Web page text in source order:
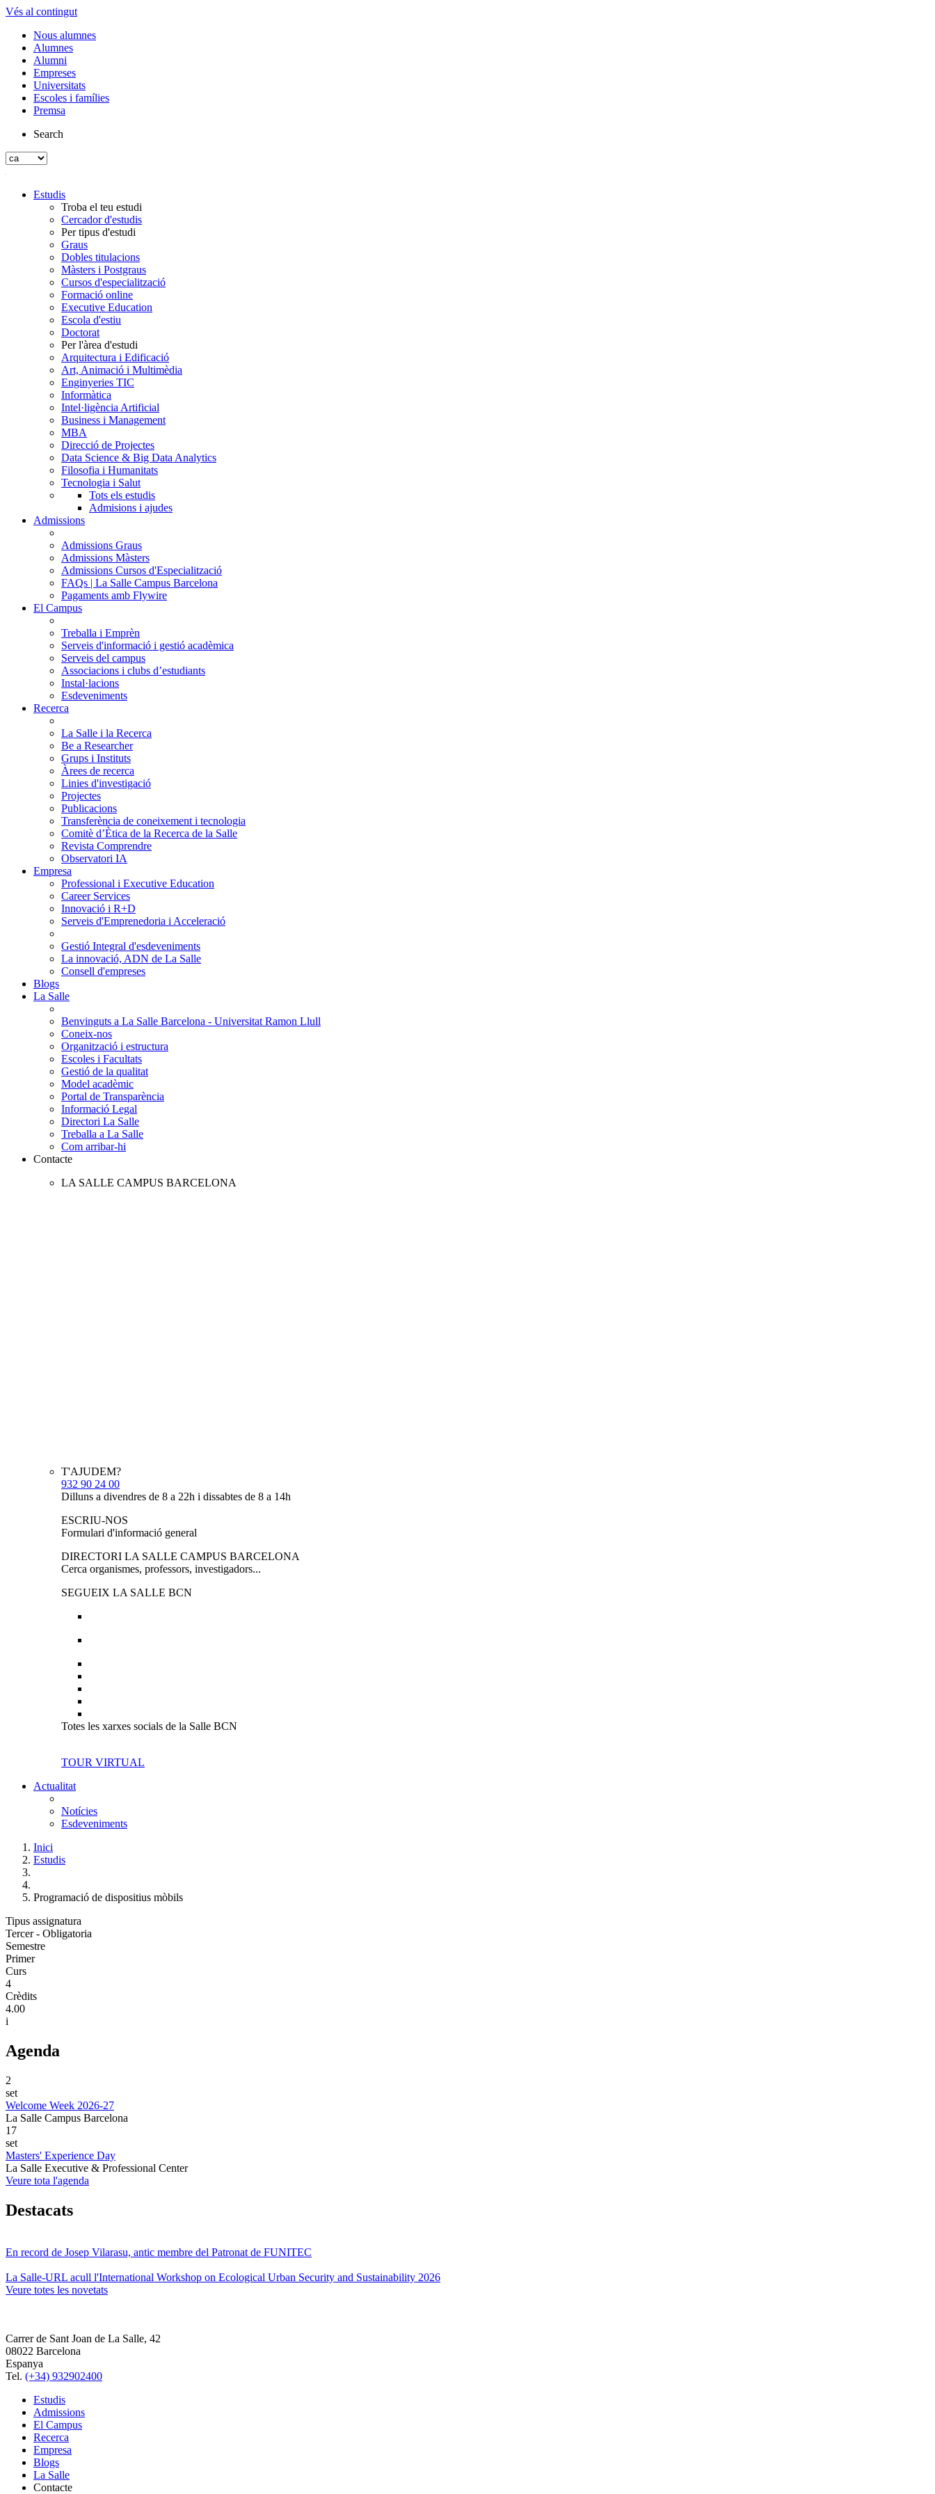
Vés al contingut
Nous alumnes
Alumnes
Alumni
Empreses
Universitats
Escoles i famílies
Premsa
Search
Estudis
Troba el teu estudi
Cercador d'estudis
Per tipus d'estudi
Graus
Dobles titulacions
Màsters i Postgraus
Cursos d'especialització
Formació online
Executive Education
Escola d'estiu
Doctorat
Per l'àrea d'estudi
Arquitectura i Edificació
Art, Animació i Multimèdia
Enginyeries TIC
Informàtica
Intel·ligència Artificial
Business i Management
MBA
Direcció de Projectes
Data Science & Big Data Analytics
Filosofia i Humanitats
Tecnologia i Salut
Tots els estudis
Admisions i ajudes
Admissions
Admissions Graus
Admissions Màsters
Admissions Cursos d'Especialització
FAQs | La Salle Campus Barcelona
Pagaments amb Flywire
El Campus
Treballa i Emprèn
Serveis d'informació i gestió acadèmica
Serveis del campus
Associacions i clubs d’estudiants
Instal·lacions
Esdeveniments
Recerca
La Salle i la Recerca
Be a Researcher
Grups i Instituts
Àrees de recerca
Linies d'investigació
Projectes
Publicacions
Transferència de coneixement i tecnologia
Comitè d’Ètica de la Recerca de la Salle
Revista Comprendre
Observatori IA
Empresa
Professional i Executive Education
Career Services
Innovació i R+D
Serveis d'Emprenedoria i Acceleració
Gestió Integral d'esdeveniments
La innovació, ADN de La Salle
Consell d'empreses
Blogs
La Salle
Benvinguts a La Salle Barcelona - Universitat Ramon Llull
Coneix-nos
Organització i estructura
Escoles i Facultats
Gestió de la qualitat
Model acadèmic
Portal de Transparència
Informació Legal
Directori La Salle
Treballa a La Salle
Com arribar-hi
Contacte
LA SALLE CAMPUS BARCELONA
T'AJUDEM?
932 90 24 00
Dilluns a divendres de 8 a 22h i dissabtes de 8 a 14h
ESCRIU-NOS
Formulari d'informació general
DIRECTORI LA SALLE CAMPUS BARCELONA
Cerca organismes, professors, investigadors...
SEGUEIX LA SALLE BCN
Totes les xarxes socials de la Salle BCN
TOUR VIRTUAL
Actualitat
Notícies
Esdeveniments
Inici
Estudis
Programació de dispositius mòbils
Tipus assignatura
Tercer - Obligatoria
Semestre
Primer
Curs
4
Crèdits
4.00
i
Agenda
2
set
Welcome Week 2026-27
La Salle Campus Barcelona
17
set
Masters' Experience Day
La Salle Executive & Professional Center
Veure tota l'agenda
Destacats
En record de Josep Vilarasu, antic membre del Patronat de FUNITEC
La Salle-URL acull l'International Workshop on Ecological Urban Security and Sustainability 2026
Veure totes les novetats
Carrer de Sant Joan de La Salle, 42
08022 Barcelona
Espanya
Tel. (+34) 932902400
Estudis
Admissions
El Campus
Recerca
Empresa
Blogs
La Salle
Contacte